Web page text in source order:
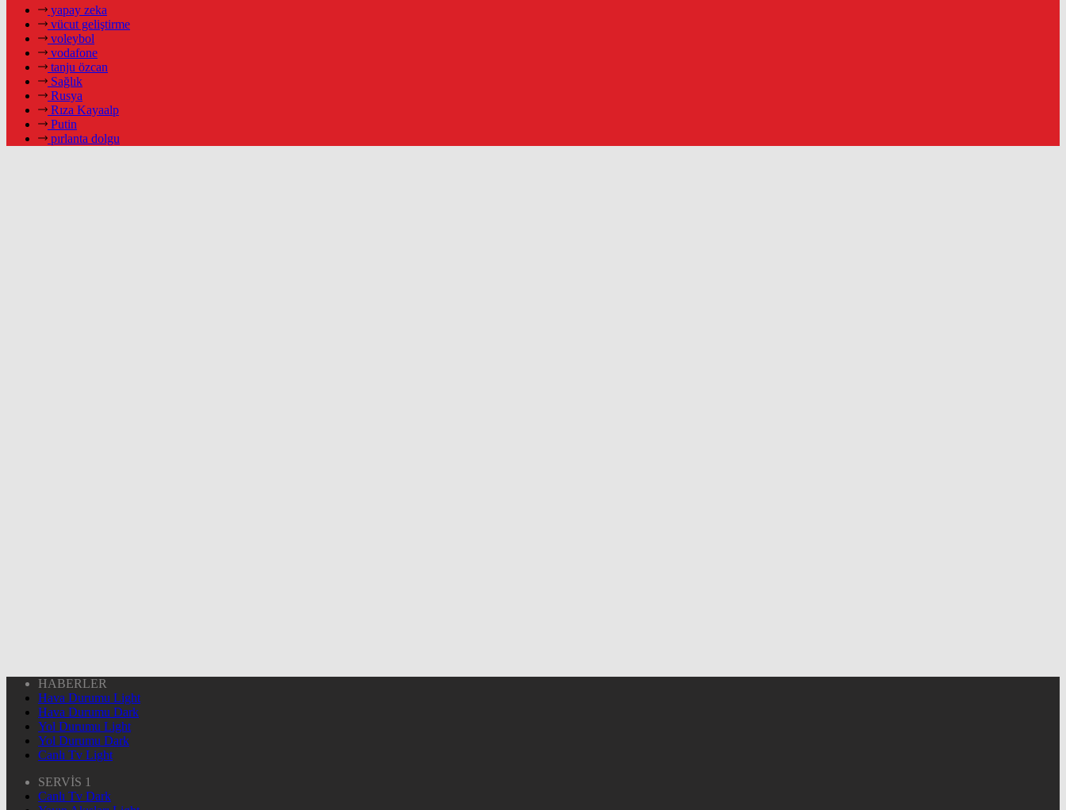
yapay zeka
vücut geliştirme
voleybol
vodafone
tanju özcan
Sağlık
Rusya
Rıza Kayaalp
Putin
pırlanta dolgu
HABERLER
Hava Durumu Light
Hava Durumu Dark
Yol Durumu Light
Yol Durumu Dark
Canlı Tv Light
SERVİS 1
Canlı Tv Dark